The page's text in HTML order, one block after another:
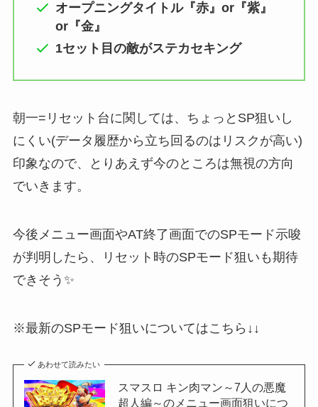
オープニングタイトル『赤』or『紫』
or『金』
1セット目の敵がステカセキング
朝一=リセット台に関しては、ちょっとSP狙いし
にくい(データ履歴から立ち回るのはリスクが高い)
印象なので、とりあえず今のところは無視の方向
でいきます。
今後メニュー画面やAT終了画面でのSPモード示唆
が判明したら、リセット時のSPモード狙いも期待
できそう✨
※最新のSPモード狙いについてはこちら↓↓
あわせて読みたい
スマスロ キン肉マン～7人の悪魔
超人編～のメニュー画面狙いにつ